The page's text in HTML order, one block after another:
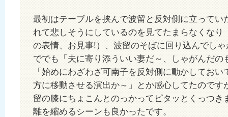
最初はテーブルを挟んで波留と反対側に立ってい
れて悲しそうにしているのを見てたまらなくなり
の表情、お見事!）、波留のそばに回り込んでし
ででも「夫に寄り添ういい妻だ～、しゃがんだの
「始めにわざわざ可南子を反対側に動かしてお
方に移動させる演出か～」とか感心してたのです
留の膝にちょこんとのっかってピタッとくっつき
離を縮めるシーンも良かったです。